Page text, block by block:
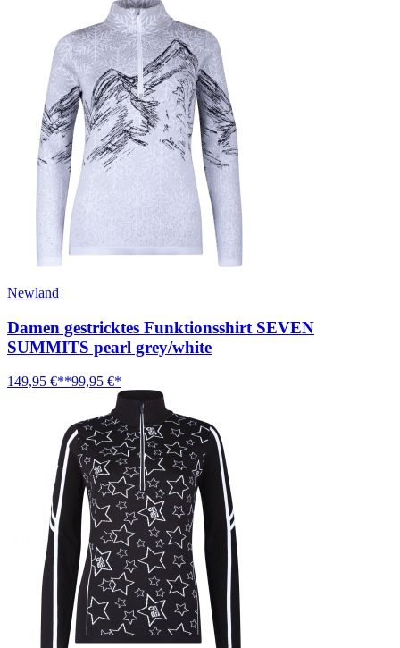
Newland
Damen gestricktes Funktionsshirt SEVEN
SUMMITS pearl grey/white
149,95 €**99,95 €*